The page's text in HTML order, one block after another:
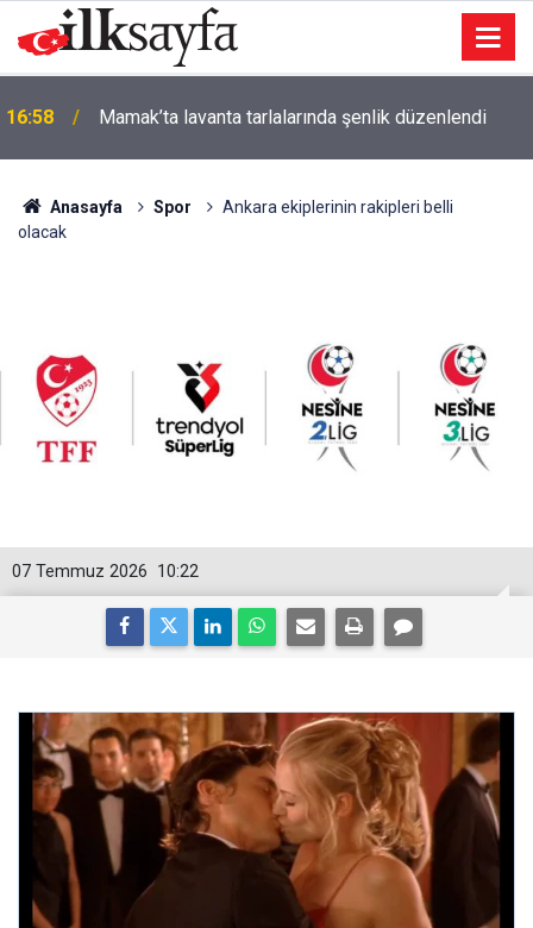
16:52
etti
Anasayfa Spor
Ankara ekiplerinin rakipleri belli
olacak
10:22
07 Temmuz 2026